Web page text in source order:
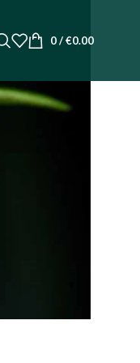
0/ €0.00